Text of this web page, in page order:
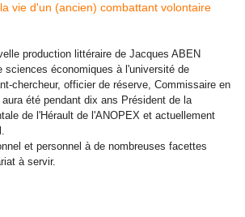
production littéraire de Jacques ABEN
sciences économiques à l'université de
chercheur, officier de réserve, Commissaire en
été pendant dix ans Président de la
de l'Hérault de l'ANOPEX et actuellement
et personnel à de nombreuses facettes
à servir.